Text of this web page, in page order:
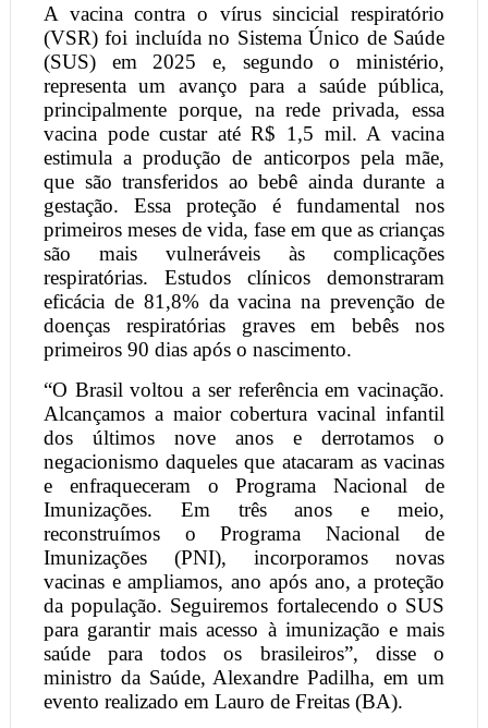
A vacina contra o vírus sincicial respiratório
(VSR) foi incluída no Sistema Único de Saúde
(SUS) em 2025 e, segundo o ministério,
representa um avanço para a saúde pública,
principalmente porque, na rede privada, essa
vacina pode custar até R$ 1,5 mil. A vacina
estimula a produção de anticorpos pela mãe,
que são transferidos ao bebê ainda durante a
gestação. Essa proteção é fundamental nos
primeiros meses de vida, fase em que as crianças
são mais vulneráveis às complicações
respiratórias. Estudos clínicos demonstraram
eficácia de 81,8% da vacina na prevenção de
doenças respiratórias graves em bebês nos
primeiros 90 dias após o nascimento.
“O Brasil voltou a ser referência em vacinação.
Alcançamos a maior cobertura vacinal infantil
dos últimos nove anos e derrotamos o
negacionismo daqueles que atacaram as vacinas
e enfraqueceram o Programa Nacional de
Imunizações. Em três anos e meio,
reconstruímos o Programa Nacional de
Imunizações (PNI), incorporamos novas
vacinas e ampliamos, ano após ano, a proteção
da população. Seguiremos fortalecendo o SUS
para garantir mais acesso à imunização e mais
saúde para todos os brasileiros”, disse o
ministro da Saúde, Alexandre Padilha, em um
evento realizado em Lauro de Freitas (BA).